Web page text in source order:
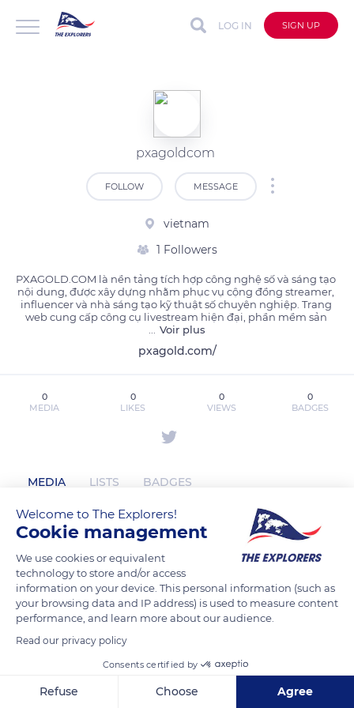
LOG IN SIGN UP
pxagoldcom
FOLLOW MESSAGE
vietnam
1 Followers
PXAGOLD.COM là nền tảng tích hợp công nghệ số và sáng tạo
nội dung, được xây dựng nhằm phục vụ cộng đồng streamer,
influencer và nhà sáng tạo kỹ thuật số chuyên nghiệp. Trang
Voir plus
pxagold.com/
0
MEDIA
0
LIKES
0
VIEWS
0
BADGES
MEDIA LISTS BADGES
pxagoldcom has not posted any
content yet
Welcome to The Explorers!
Cookie management
We use cookies or equivalent
technology to store and/or access
information on your device. This personal information (such as
your browsing data and IP address) is used to measure content
performance, and learn more about our audience.
Read our privacy policy
Consents certified by
Refuse Choose Agree